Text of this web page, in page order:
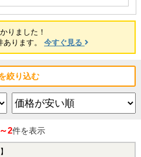
りました！
あります。 今すぐ見る
絞り込む
2件を表示